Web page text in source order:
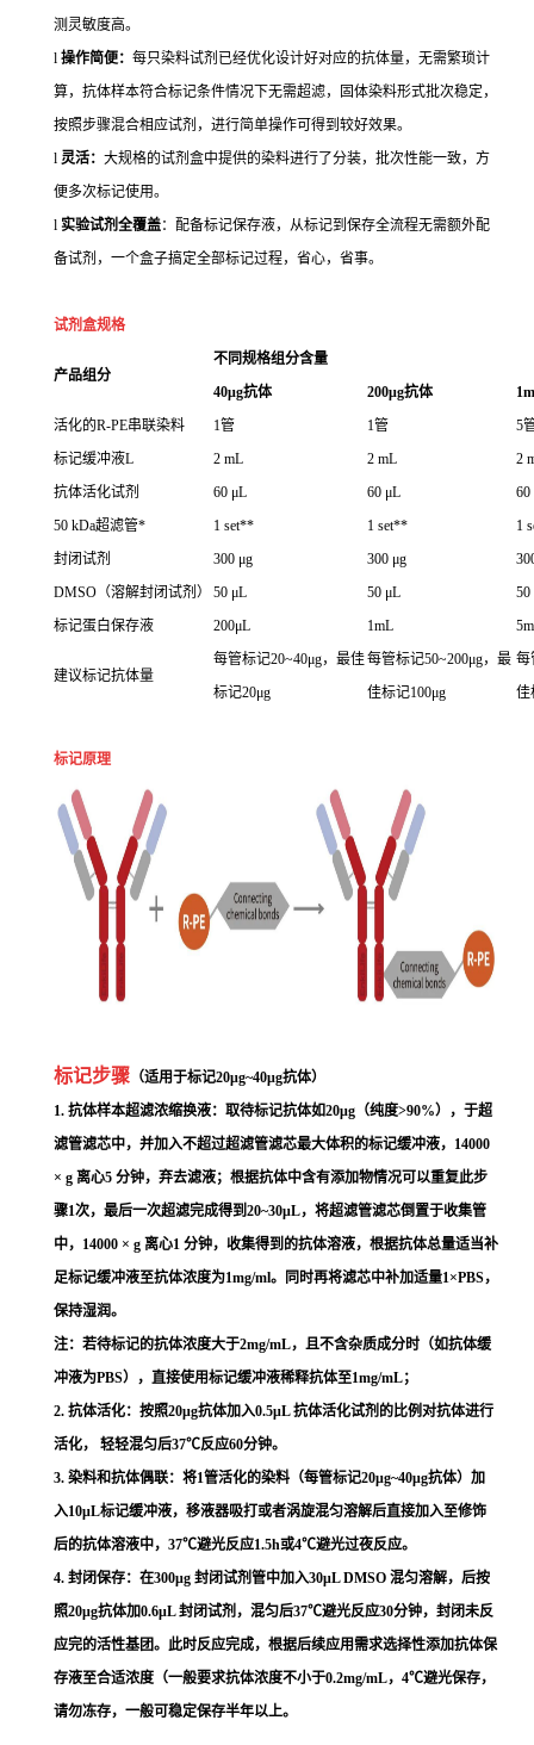
测灵敏度高。
l 操作简便： 每只染料试剂已经优化设计好对应的抗体量，无需繁琐计
算，抗体样本符合标记条件情况下无需超滤，固体染料形式批次稳定，
按照步骤混合相应试剂，进行简单操作可得到较好效果。
l 灵活： 大规格的试剂盒中提供的染料进行了分装，批次性能一致，方
便多次标记使用。
l 实验试剂全覆盖：配备标记保存液，从标记到保存全流程无需额外配
备试剂，一个盒子搞定全部标记过程，省心，省事。
试剂盒规格
产品组分
不同规格组分含量
40μg抗体
200μg抗体
活化的R-PE串联染料
1管 1管
5
标记缓冲液L
2 mL 2 mL
2
抗体活化试剂
60 μL 60 μL
60
50 kDa超滤管*
1 set** 1 set**
1
封闭试剂
300 μg 300 μg
DMSO（溶解封闭试剂）
50 μL 50 μL
50
标记蛋白保存液
200μL 1mL
建议标记抗体量
每管标记20~40μg，最佳
标记20μg
每管标记50~200μg，最
佳标记100μg
每
佳
标记原理
标记步骤 （适用于标记20μg~40μg抗体）
1. 抗体样本超滤浓缩换液：取待标记抗体如20μg（纯度>90%），于超
滤管滤芯中，并加入不超过超滤管滤芯最大体积的标记缓冲液，14000
× g 离心5 分钟，弃去滤液；根据抗体中含有添加物情况可以重复此步
骤1次，最后一次超滤完成得到20~30μL，将超滤管滤芯倒置于收集管
中，14000 × g 离心1 分钟，收集得到的抗体溶液，根据抗体总量适当补
足标记缓冲液至抗体浓度为1mg/ml。同时再将滤芯中补加适量1×PBS，
保持湿润。
注：若待标记的抗体浓度大于2mg/mL，且不含杂质成分时（如抗体缓
冲液为PBS），直接使用标记缓冲液稀释抗体至1mg/mL；
2. 抗体活化：按照20μg抗体加入0.5μL抗体活化试剂的比例对抗体进行
活化， 轻轻混匀后37℃反应60分钟。
3. 染料和抗体偶联： 将1管活化的染料（每管标记20μg~40μg抗体）加
入10μL标记缓冲液，移液器吸打或者涡旋混匀溶解后直接加入至修饰
后的抗体溶液中， 37℃避光反应1.5h或4℃避光过夜反应。
4. 封闭保存： 在300μg 封闭试剂管中加入30μL DMSO 混匀溶解，后按
照20μg抗体加0.6μL 封闭试剂，混匀后37℃避光反应30分钟，封闭未反
应完的活性基团。此时反应完成，根据后续应用需求选择性添加抗体保
存液至合适浓度（一般要求抗体浓度不小于0.2mg/mL， 4℃避光保存，
请勿冻存，一般可稳定保存半年以上。